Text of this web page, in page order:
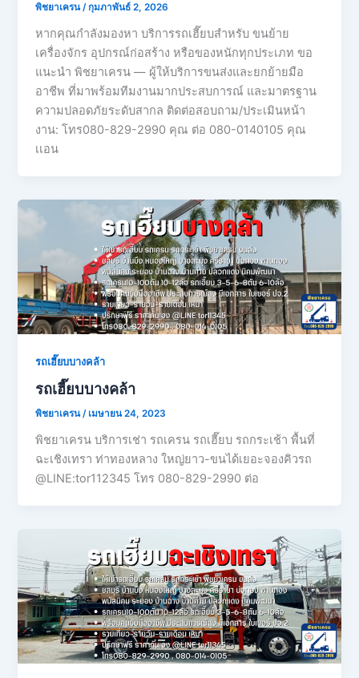
พิชยาเครน/กุมภาพันธ์ 2, 2026
หากคุณกำลังมองหา บริการรถเฮี๊ยบสำหรับ ขนย้าย
เครื่องจักร อุปกรณ์ก่อสร้าง หรือของหนักทุกประเภท ขอ
แนะนำ พิชยาเครน — ผู้ให้บริการขนส่งและยกย้ายมือ
อาชีพ ที่มาพร้อมทีมงานมากประสบการณ์ และมาตรฐาน
ความปลอดภัยระดับสากล ติดต่อสอบถาม/ประเมินหน้า
งาน: โทร080-829-2990 คุณ ต่อ 080-0140105 คุณ
เเอน
รถเฮี๊ยบบางคล้า
รถเฮี๊ยบบางคล้า
พิชยาเครน/ เมษายน 24, 2023
พิชยาเครน บริการเช่า รถเครน รถเฮี๊ยบ รถกระเช้า พื้นที่
ฉะเชิงเทรา ท่าทองหลาง ใหญ่ยาว-ขนได้เยอะจองคิวรถ
@LINE:tor112345 โทร 080-829-2990 ต่อ